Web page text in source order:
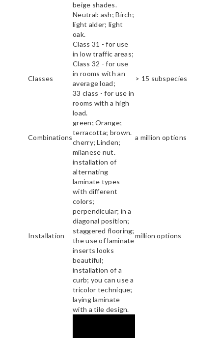
beige shades.
Neutral: ash; Birch;
light alder; light
oak.
Classes
Class 31 - for use
in low traffic areas;
Class 32 - for use
in rooms with an
average load;
33 class - for use in
rooms with a high
load.
> 15 subspecies
Combinations
green; Orange;
terracotta; brown.
cherry; Linden;
milanese nut.
a million options
Installation
installation of
alternating
laminate types
with different
colors;
perpendicular; in a
diagonal position;
staggered flooring;
the use of laminate
inserts looks
beautiful;
installation of a
curb; you can use a
tricolor technique;
laying laminate
with a tile design.
million options